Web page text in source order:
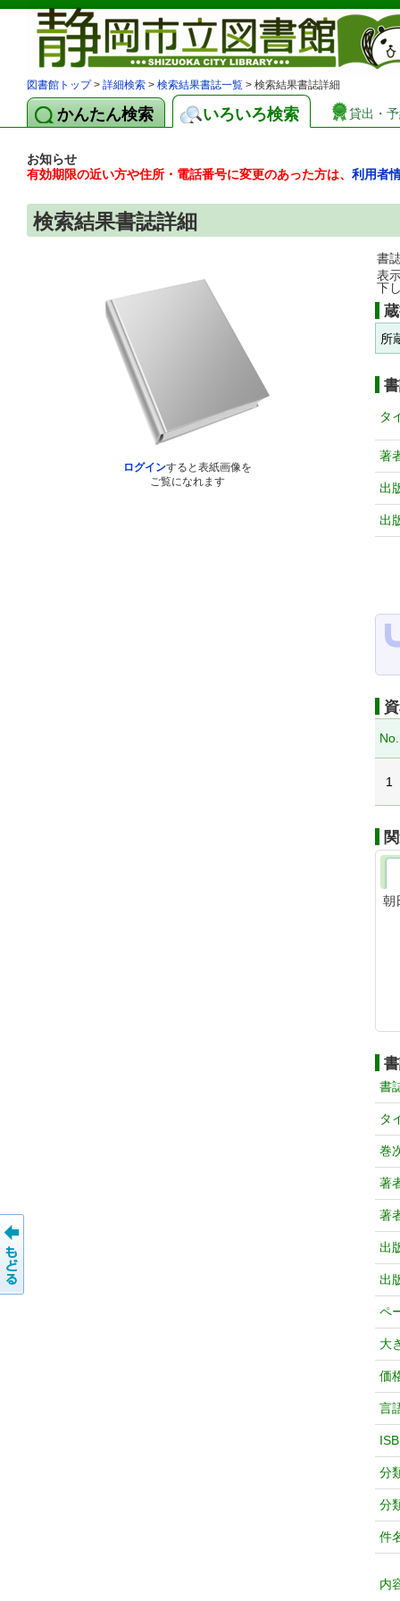
図書館トップ> 詳細検索 > 検索結果書誌一覧 > 検索結果書誌詳細
かんたん検索 いろいろ検索 貸出・
お知らせ
有効期限の近い方や住所・電話番号に変更のあった方は、 利用者
検索結果書誌詳細
ログインすると表紙画像を
ご覧になれます
書
表
下
所
タ
著
出
出
No.
1
朝
書
タ
巻
著
著
出
出
ペ
大
価
言
分
分
件
内